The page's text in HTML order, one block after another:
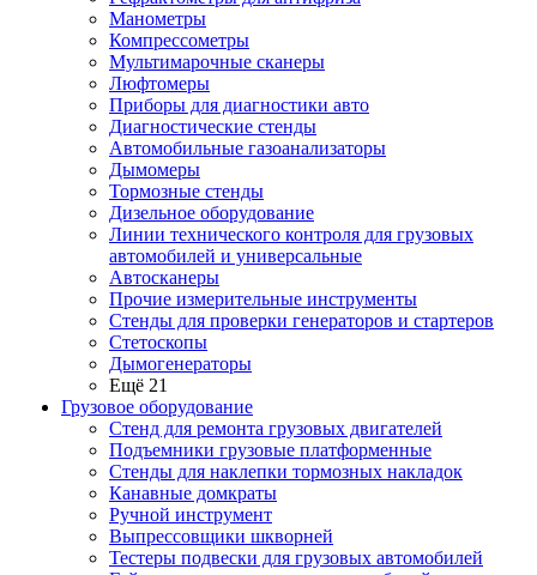
Манометры
Компрессометры
Мультимарочные сканеры
Люфтомеры
Приборы для диагностики авто
Диагностические стенды
Автомобильные газоанализаторы
Дымомеры
Тормозные стенды
Дизельное оборудование
Линии технического контроля для грузовых
автомобилей и универсальные
Автосканеры
Прочие измерительные инструменты
Стенды для проверки генераторов и стартеров
Стетоскопы
Дымогенераторы
Ещё 21
Грузовое оборудование
Стенд для ремонта грузовых двигателей
Подъемники грузовые платформенные
Стенды для наклепки тормозных накладок
Канавные домкраты
Ручной инструмент
Выпрессовщики шкворней
Тестеры подвески для грузовых автомобилей